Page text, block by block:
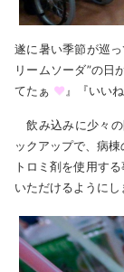
遂に暑い季節が巡
リームソーダ”の
てたぁ ❤ 』『いいね
飲み込みに少々の
ックアップで、病
トロミ剤を使用す
いただけるようにし